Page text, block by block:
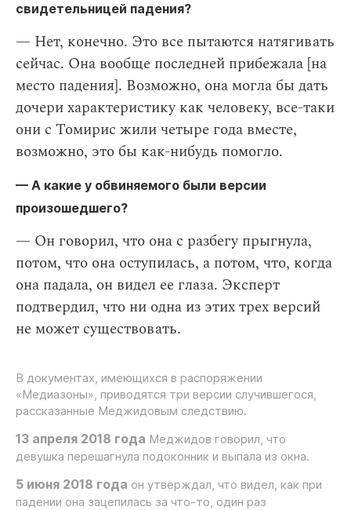
свидетельницей падения?
— Нет, конечно. Это все пытаются натягивать
сейчас. Она вообще последней прибежала [на
место падения]. Возможно, она могла бы дать
дочери характеристику как человеку, все-таки
они с Томирис жили четыре года вместе,
возможно, это бы как-нибудь помогло.
— А какие у обвиняемого были версии
произошедшего?
— Он говорил, что она с разбегу прыгнула,
потом, что она оступилась, а потом, что, когда
она падала, он видел ее глаза. Эксперт
подтвердил, что ни одна из этих трех версий
не может существовать.
В документах, имеющихся в распоряжении
«Медиазоны», приводятся три версии случившегося,
рассказанные Меджидовым следствию.
13 апреля 2018 года Меджидов говорил, что
девушка перешагнула подоконник и выпала из окна.
5 июня 2018 года он утверждал, что видел, как при
падении она зацепилась за что-то, один раз